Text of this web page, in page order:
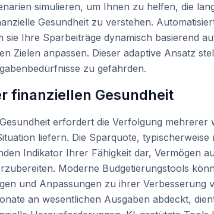
simulieren, um Ihnen zu helfen, die
Gesundheit zu verstehen.
sie Ihre Sparbeiträge dynamisch basierend
Zielen anpassen. Dieser adaptive Ansatz
zu gefährden.
finanziellen Gesundheit
erfordert die Verfolgung mehrerer
liefern. Die Sparquote, typischerweise
Indikator Ihrer Fähigkeit dar, Vermögen
Moderne Budgetierungstools
und Anpassungen zu ihrer Verbesserung
an wesentlichen Ausgaben abdeckt,